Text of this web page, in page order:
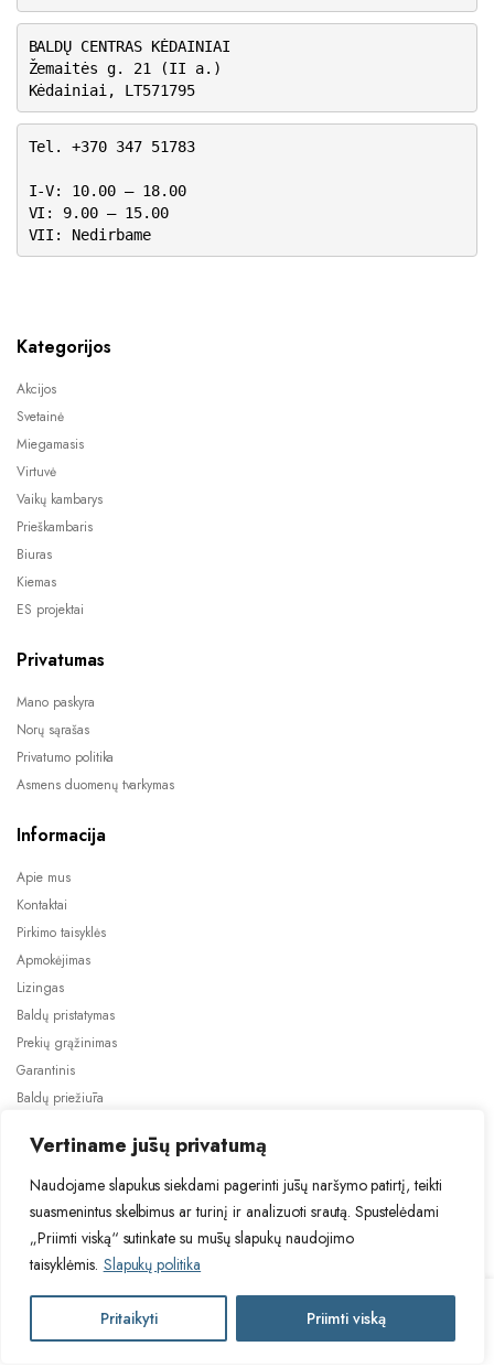
Vertiname jūsų privatumą
Naudojame slapukus siekdami pagerinti jūsų naršymo patirtį, teikti
suasmenintus skelbimus ar turinį ir analizuoti srautą. Spustelėdami
„Priimti viską“ sutinkate su mūsų slapukų naudojimo
taisyklėmis. Slapukų politika
Pritaikyti Priimti viskąĮ krepšelį
BALDŲ CENTRAS KĖDAINIAI
Žemaitės g. 21 (II a.)
Kėdainiai, LT571795
Tel. +370 347 51783
I-V: 10.00 – 18.00
VI: 9.00 – 15.00
VII: Nedirbame
Kategorijos
Akcijos
Svetainė
Miegamasis
Virtuvė
Vaikų kambarys
Prieškambaris
Biuras
Kiemas
ES projektai
Privatumas
Mano paskyra
Norų sąrašas
Privatumo politika
Asmens duomenų tvarkymas
Informacija
Apie mus
Kontaktai
Pirkimo taisyklės
Apmokėjimas
Lizingas
Baldų pristatymas
Prekių grąžinimas
Garantinis
Baldų priežiūra
2024 © Visos teisės saugomos. Be TauBaldai.lt sutikimo draudžiama
Asmens duomenų tvarkymas